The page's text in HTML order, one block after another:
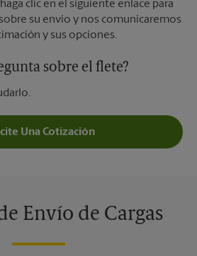
clic en el siguiente enlace para
su envío y nos comunicaremos
y sus opciones.
sobre el flete?
Una Cotización
Envío de Cargas